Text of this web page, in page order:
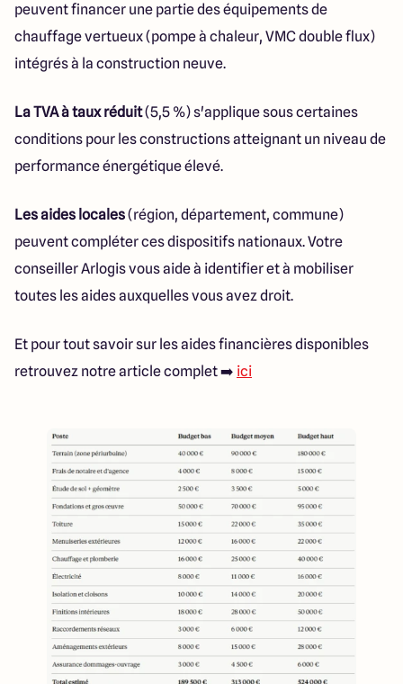
peuvent financer une partie des équipements de
chauffage vertueux (pompe à chaleur, VMC double flux)
intégrés à la construction neuve.
La TVA à taux réduit(5,5 %) s'applique sous certaines
conditions pour les constructions atteignant un niveau de
performance énergétique élevé.
Les aides locales(région, département, commune)
peuvent compléter ces dispositifs nationaux. Votre
conseiller Arlogis vous aide à identifier et à mobiliser
toutes les aides auxquelles vous avez droit.
Et pour tout savoir sur les aides financières disponibles
retrouvez notre article complet ➡️ ici